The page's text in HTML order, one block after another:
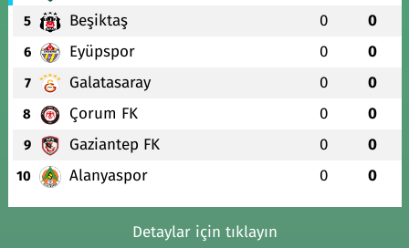
5 Beşiktaş 0 0
6 Eyüpspor 0 0
7 Galatasaray 0 0
8 Çorum FK 0 0
9 Gaziantep FK 0 0
10 Alanyaspor 0 0
Detaylar için tıklayın